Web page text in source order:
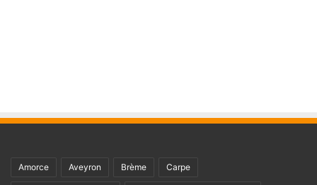
Amorce Aveyron Brème Carpe